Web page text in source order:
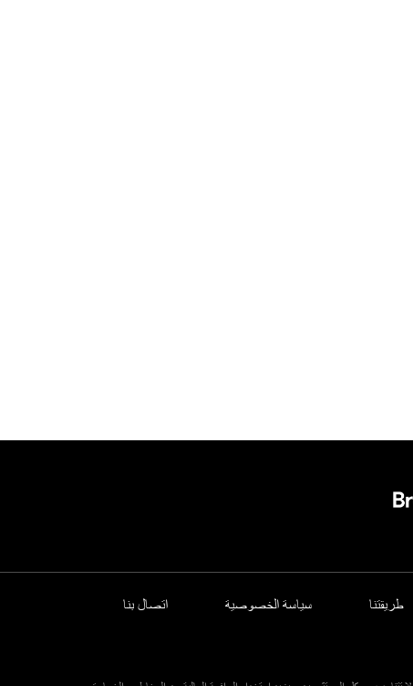
طريقتنا سياسة الخصوصية اتصال بنا